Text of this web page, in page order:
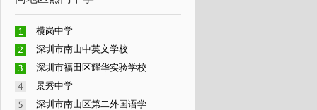
横岗中学
深圳市南山中英文学校
深圳市福田区耀华实验学校
景秀中学
深圳市南山区第二外国语学